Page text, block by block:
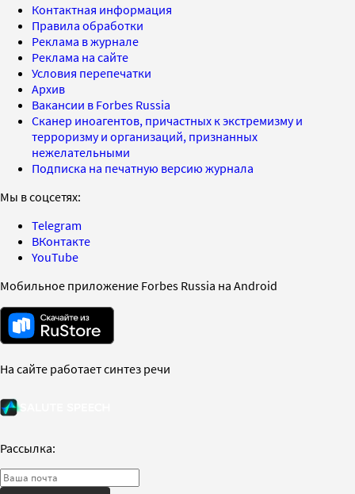
Контактная информация
Правила обработки
Реклама в журнале
Реклама на сайте
Условия перепечатки
Архив
Вакансии в Forbes Russia
Сканер иноагентов, причастных к экстремизму и
терроризму и организаций, признанных
нежелательными
Подписка на печатную версию журнала
Мы в соцсетях:
Telegram
ВКонтакте
YouTube
Мобильное приложение Forbes Russia на Android
На сайте работает синтез речи
Рассылка: